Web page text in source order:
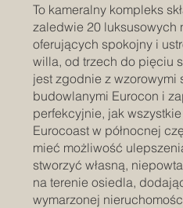
To kameralny kompleks
zaledwie 20 luksusowych
oferujących spokojny i
willa, od trzech do pięciu
jest zgodnie z wzorowymi
budowlanymi Eurocon i
perfekcyjnie, jak
Eurocoast w północnej
mieć możliwość
stworzyć własną,
na terenie osiedla,
wymarzonej